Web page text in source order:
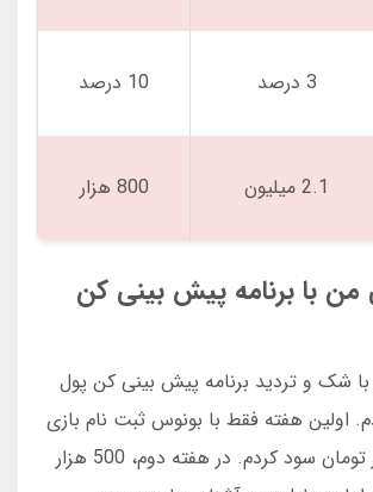
3 درصد 10 درصد
2.1 میلیون 800 هزار
من با برنامه پیش بینی کن
تیرماه 1403، با شک و تردید برنامه پیش بینی کن پول
اولین هفته فقط با بونوس ثبت نام بازی
کردم و 120 هزار تومان سود کردم. در هفته دوم، 500 هزار